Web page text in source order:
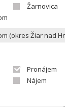
Žarnovica
Pronájem
Nájem